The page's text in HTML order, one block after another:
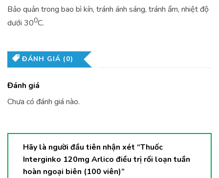
Bảo quản trong bao bì kín, tránh ánh sáng, tránh ẩm, nhiệt độ
dưới 300C.
ĐÁNH GIÁ (0)
Đánh giá
Chưa có đánh giá nào.
Hãy là người đầu tiên nhận xét “Thuốc
Interginko 120mg Arlico điều trị rối loạn tuần
hoàn ngoại biên (100 viên)”